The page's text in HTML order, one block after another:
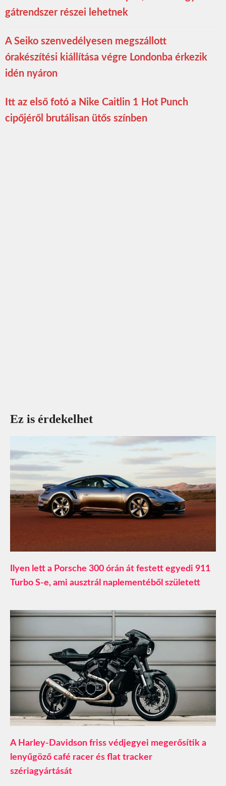
gátrendszer részei lehetnek
A Seiko szenvedélyesen megszállott
órakészítési kiállítása végre Londonba érkezik
idén nyáron
Itt az első fotó a Nike Caitlin 1 Hot Punch
cipőjéről brutálisan ütős színben
Ez is érdekelhet
Ilyen lett a Porsche 300 órán át festett egyedi 911
Turbo S-e, ami ausztrál naplementéből született
A Harley-Davidson friss védjegyei megerősítik a
lenyűgöző café racer és flat tracker
szériagyártását